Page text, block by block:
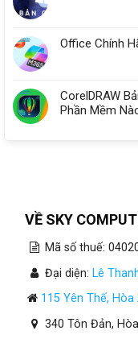
Office Chính
CorelDRAW
Phần Mềm
VỀ SKY
Mã số thuế:
Đại diện: Lê
115 Yên Thế,
340 Tôn Đản,